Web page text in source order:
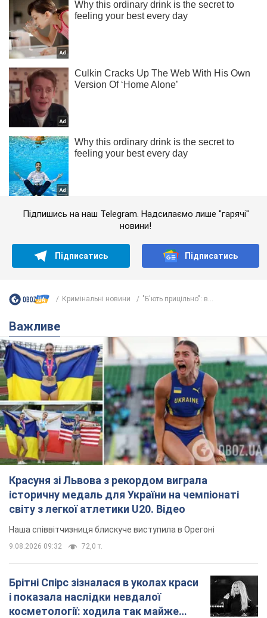
Підпишись на наш Telegram. Надсилаємо лише "гарячі"
новини!
Підписатись Підписатись
Кримінальні новини "Б'ють прицільно": в...
Важливе
Красуня зі Львова з рекордом виграла
історичну медаль для України на чемпіонаті
світу з легкої атлетики U20. Відео
Наша співвітчизниця блискуче виступила в Орегоні
9.08.2026 09:32 72,0 т.
Брітні Спірс зізналася в уколах краси
і показала наслідки невдалої
косметології: ходила так майже